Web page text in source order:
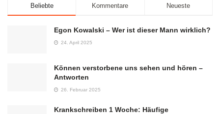
Beliebte Kommentare Neueste
Egon Kowalski – Wer ist dieser Mann wirklich?
24. April 2025
Können verstorbene uns sehen und hören –
Antworten
26. Februar 2025
Krankschreiben 1 Woche: Häufige